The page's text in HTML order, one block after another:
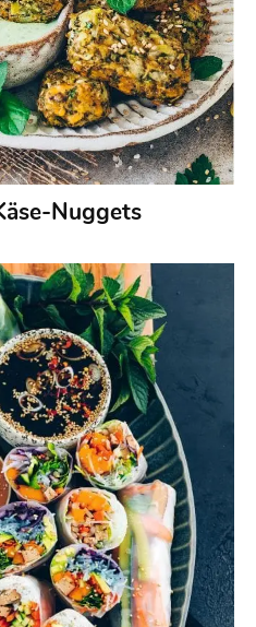
Nuggets